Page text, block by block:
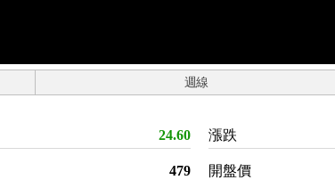
週線
24.60
479
漲跌
開盤價